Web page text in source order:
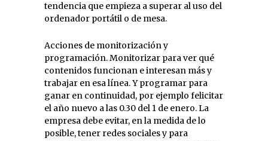
tendencia que empieza a superar al uso del
ordenador portátil o de mesa.
Acciones de monitorización y
programación. Monitorizar para ver qué
contenidos funcionan e interesan más y
trabajar en esa línea. Y programar para
ganar en continuidad, por ejemplo felicitar
el año nuevo a las 0.30 del 1 de enero. La
empresa debe evitar, en la medida de lo
posible, tener redes sociales y para